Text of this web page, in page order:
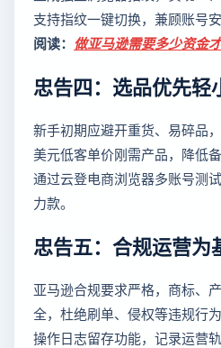
支持指纹一键切换，兼顾账号
阅读： 做亚马逊需要多少资金
忠告四：选品优先轻
新手初期应避开重货、易碎品
美元低客单价刚需产品，降低
通过云登电商浏览器多账号测
力款。
忠告五：合规运营为
亚马逊合规要求严格，商标、
全，杜绝刷单、侵权等违规行
操作日志留存功能，记录运营